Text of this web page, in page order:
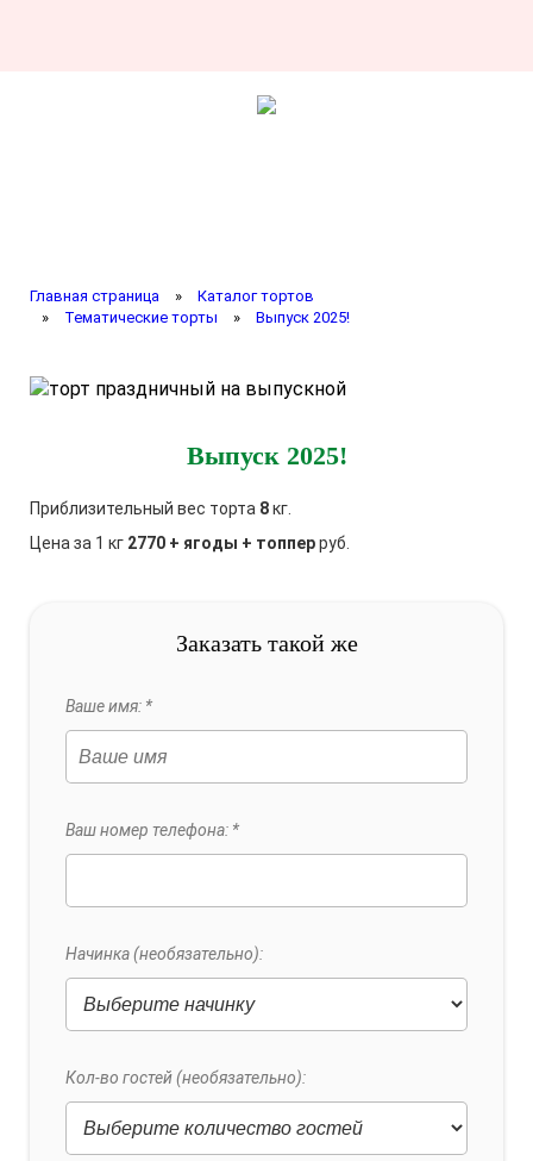
Главная страница »
Каталог тортов
»
Тематические торты » Выпуск 2025!
Выпуск 2025!
Приблизительный вес торта 8кг.
Цена за 1 кг 2770 + ягоды + топперруб.
Заказать такой же
Ваше имя: *
Ваш номер телефона: *
Начинка (необязательно):
Кол-во гостей (необязательно):